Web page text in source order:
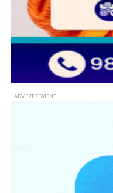
- ADVERTISEMENT -